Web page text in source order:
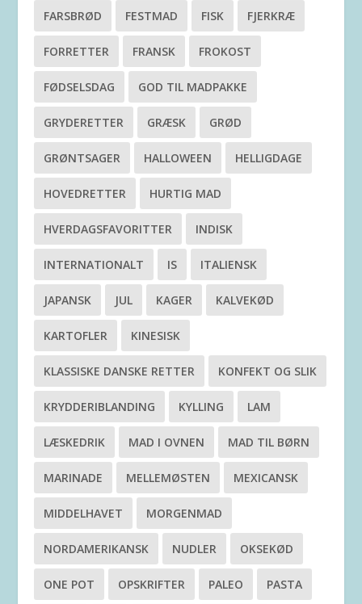
FARSBRØD FESTMAD FISK FJERKRÆ
FORRETTER FRANSK FROKOST
FØDSELSDAG GOD TIL MADPAKKE
GRYDERETTER GRÆSK GRØD
GRØNTSAGER HALLOWEEN HELLIGDAGE
HOVEDRETTER HURTIG MAD
HVERDAGSFAVORITTER INDISK
INTERNATIONALT IS ITALIENSK
JAPANSK JUL KAGER KALVEKØD
KARTOFLER KINESISK
KLASSISKE DANSKE RETTER KONFEKT OG SLIK
KRYDDERIBLANDING KYLLING LAM
LÆSKEDRIK MAD I OVNEN MAD TIL BØRN
MARINADE MELLEMØSTEN MEXICANSK
MIDDELHAVET MORGENMAD
NORDAMERIKANSK NUDLER OKSEKØD
ONE POT OPSKRIFTER PALEO PASTA